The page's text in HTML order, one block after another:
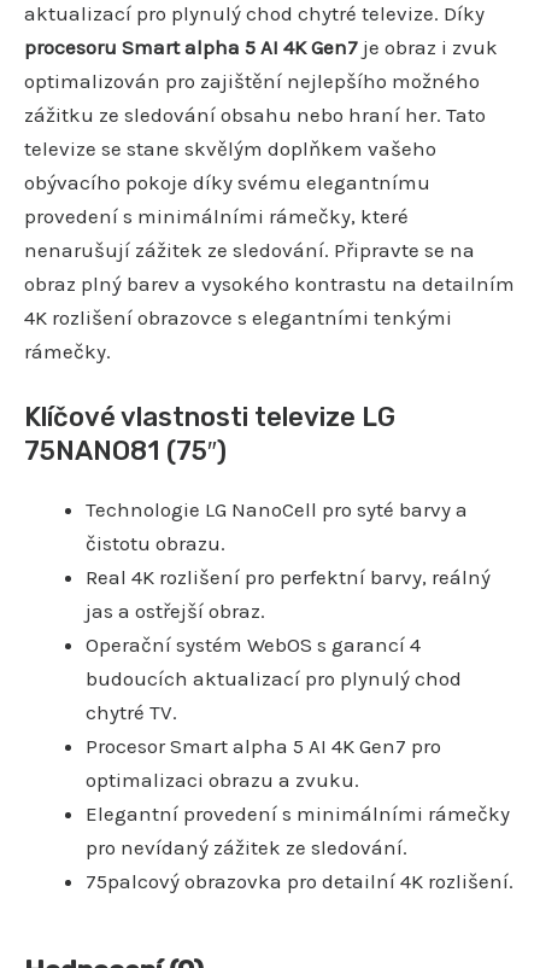
aktualizací pro plynulý chod chytré televize. Díky
procesoru Smart alpha 5 AI 4K Gen7 je obraz i zvuk
optimalizován pro zajištění nejlepšího možného
zážitku ze sledování obsahu nebo hraní her. Tato
televize se stane skvělým doplňkem vašeho
obývacího pokoje díky svému elegantnímu
provedení s minimálními rámečky, které
nenarušují zážitek ze sledování. Připravte se na
obraz plný barev a vysokého kontrastu na detailním
4K rozlišení obrazovce s elegantními tenkými
rámečky.
Klíčové vlastnosti televize LG
75NANO81 (75″)
Technologie LG NanoCell pro syté barvy a
čistotu obrazu.
Real 4K rozlišení pro perfektní barvy, reálný
jas a ostřejší obraz.
Operační systém WebOS s garancí 4
budoucích aktualizací pro plynulý chod
chytré TV.
Procesor Smart alpha 5 AI 4K Gen7 pro
optimalizaci obrazu a zvuku.
Elegantní provedení s minimálními rámečky
pro nevídaný zážitek ze sledování.
75palcový obrazovka pro detailní 4K rozlišení.